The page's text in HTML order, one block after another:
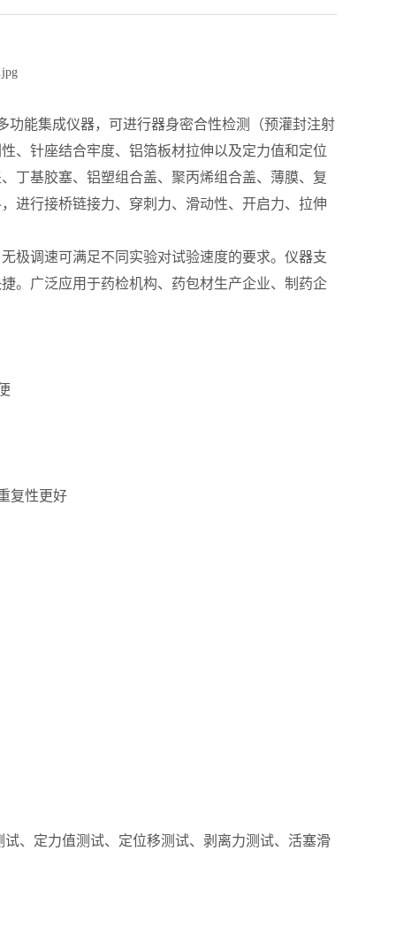
功能集成仪器，可进行器身密合性检测（预灌封注射
、针座结合牢度、铝箔板材拉伸以及定力值和定位
丁基胶塞、铝塑组合盖、聚丙烯组合盖、薄膜、复
进行接桥链接力、穿刺力、滑动性、开启力、拉伸
极调速可满足不同实验对试验速度的要求。仪器支
。广泛应用于药检机构、药包材生产企业、制药企
复性更好
、定力值测试、定位移测试、剥离力测试、活塞滑